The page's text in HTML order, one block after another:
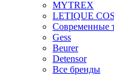
MYTREX
LETIQUE
Современные
Gess
Beurer
Detensor
Все бренды